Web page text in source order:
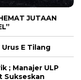
JUTAAN
E Tilang
; Manajer ULP
Sukseskan